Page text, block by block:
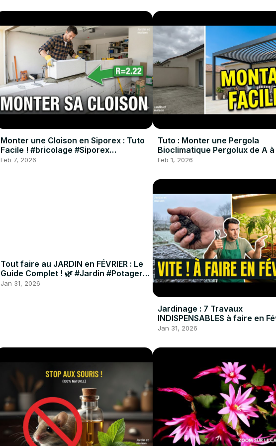
Monter une Cloison en Siporex : Tuto
Facile ! #bricolage #Siporex
#renovation
Feb 7, 2026
Tuto : Monter une Pergola
Bioclimatique Pergolux de A à
#Pergola #DIY #Tuto
Feb 1, 2026
Tout faire au JARDIN en FÉVRIER : Le
Guide Complet ! 🌿 #Jardin #Potager
#Fevrier
Jan 31, 2026
Jardinage : 7 Travaux
INDISPENSABLES à faire en
#Potager #Jardin #DIY
Jan 31, 2026